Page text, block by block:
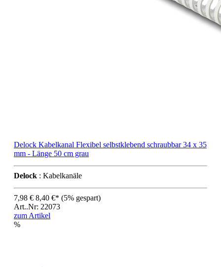
Delock Kabelkanal Flexibel selbstklebend schraubbar 34 x 35
mm - Länge 50 cm grau
Delock : Kabelkanäle
7,98 € 8,40 €* (5% gespart)
Art..Nr: 22073
zum Artikel
%